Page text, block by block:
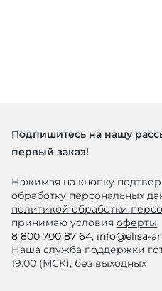
Подпишитесь на нашу
первый заказ!
Нажимая на кнопку
обработку персональных
политикой обработки
принимаю условия оферты.
8 800 700 87 64, info@elisa-
Наша служба поддержки
19:00 (МСК), без выходных